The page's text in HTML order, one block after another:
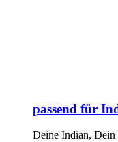
passend für
Deine Indian, Dein